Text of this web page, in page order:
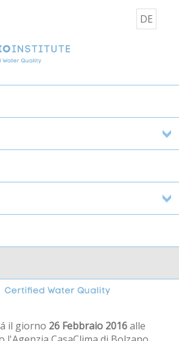
DE
DELL'ACQUA
il giorno 26 Febbraio 2016alle